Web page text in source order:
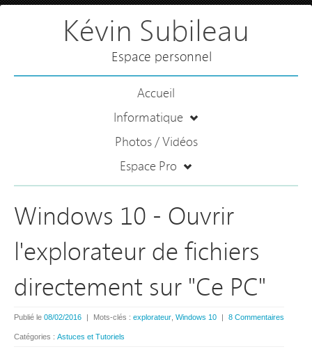
Kévin Subileau
Espace personnel
Accueil
Informatique
Photos / Vidéos
Espace Pro
Windows 10 - Ouvrir
l'explorateur de fichiers
directement sur "Ce PC"
8 Commentaires
Publié le 08/02/2016 | Mots-clés : explorateur Windows 10 |
Catégories : Astuces et Tutoriels